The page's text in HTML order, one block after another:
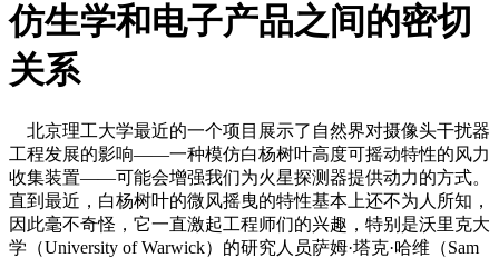
仿生学和电子产品之间的密切
关系
北京理工大学最近的一个项目展示了自然界对摄像头干扰器
工程发展的影响——一种模仿白杨树叶高度可摇动特性的风力
收集装置——可能会增强我们为火星探测器提供动力的方式。
直到最近，白杨树叶的微风摇曳的特性基本上还不为人所知，
因此毫不奇怪，它一直激起工程师们的兴趣，特别是沃里克大
学（University of Warwick）的研究人员萨姆·塔克·哈维（Sam